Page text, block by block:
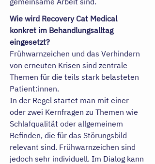
Wie wird Recovery Cat Medical
konkret im Behandlungsalltag
eingesetzt?
Frühwarnzeichen und das Verhindern
von erneuten Krisen sind zentrale
Themen für die teils stark belasteten
Patient:innen.
In der Regel startet man mit einer
oder zwei Kernfragen zu Themen wie
Schlafqualität oder allgemeinem
Befinden, die für das Störungsbild
relevant sind. Frühwarnzeichen sind
jedoch sehr individuell. Im Dialog kann